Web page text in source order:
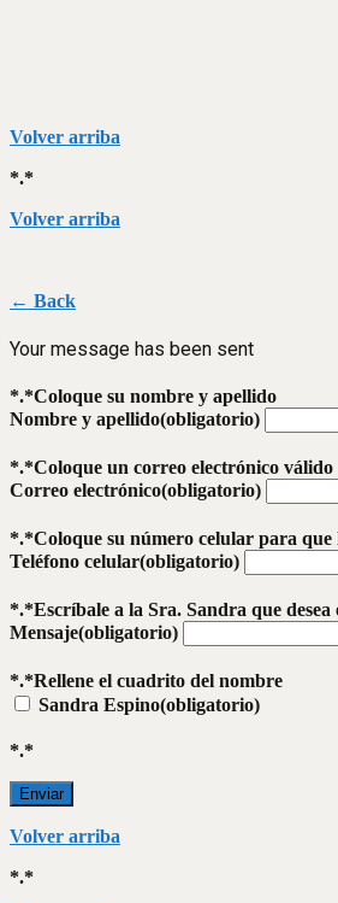
Volver arriba
*.*
Volver arriba
← Back
Your message has been sent
*.*Coloque su nombre y apellido
Nombre y apellido(obligatorio)
*.*Coloque un correo electrónico válido
Correo electrónico(obligatorio)
*.*Coloque su número celular para
Teléfono celular(obligatorio)
*.*Escríbale a la Sra. Sandra que desea
Mensaje(obligatorio)
*.*Rellene el cuadrito del nombre
Sandra Espino(obligatorio)
*.*
Enviar
Volver arriba
*.*